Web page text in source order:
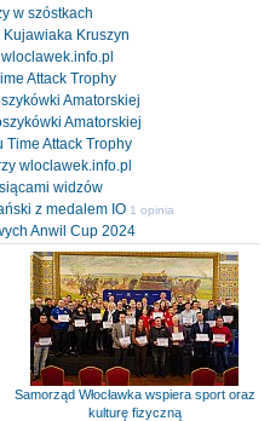
w szóstkach
Kruszyn
Attack Trophy
Amatorskiej
Amatorskiej
Attack Trophy
wloclawek.info.pl
widzów
z medalem IO 1 opinia
Anwil Cup 2024
Samorząd Włocławka wspiera sport oraz
kulturę fizyczną